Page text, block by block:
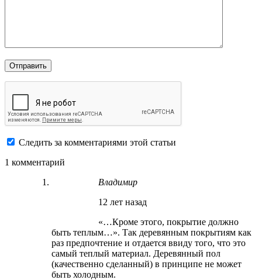
Следить за комментариями этой статьи
1 комментарий
Владимир
12 лет назад
«…Кроме этого, покрытие должно
быть теплым…». Так деревянным покрытиям как
раз предпочтение и отдается ввиду того, что это
самый теплый материал. Деревянный пол
(качественно сделанный) в принципе не может
быть холодным.